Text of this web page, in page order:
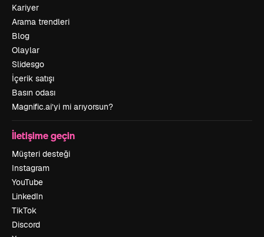
Kariyer
Arama trendleri
Blog
Olaylar
Slidesgo
İçerik satışı
Basın odası
Magnific.ai’yi mi arıyorsun?
İletişime geçin
Müşteri desteği
Instagram
YouTube
LinkedIn
TikTok
Discord